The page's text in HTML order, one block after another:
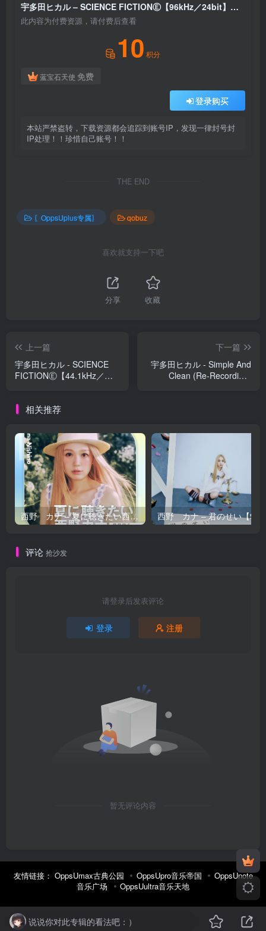
宇多田ヒカル – SCIENCE FICTIONⒺ【96kHz／24bit】日本区
此内容为付费资源，请付费后查看
10 积分
蓝宝石天使 免费
登录购买
本站严禁盗转，下载资源都会追踪到账号IP，发现一律封号封
IP处理！！珍惜自己账号！！
THE END
〖OppsUplus专属〗 qobuz
喜欢就支持一下吧
分享 收藏
上一篇
宇多田ヒカル - SCIENCE
FICTIONⒺ【44.1kHz／
下一篇
宇多田ヒカル - Simple And
Clean (Re-Recording)
相关推荐
西野 カナ – 夏に聴きたい西野カナ2026【44.1kHz／16bit】日本区
评论 抢沙发
请登录后发表评论
登录 注册
暂无评论内容
友情链接： OppsUmax古典公园 OppsUpro音乐帝国
OppsUnote
音乐广场
OppsUultra音乐天地
说说你对此专辑的看法吧：）